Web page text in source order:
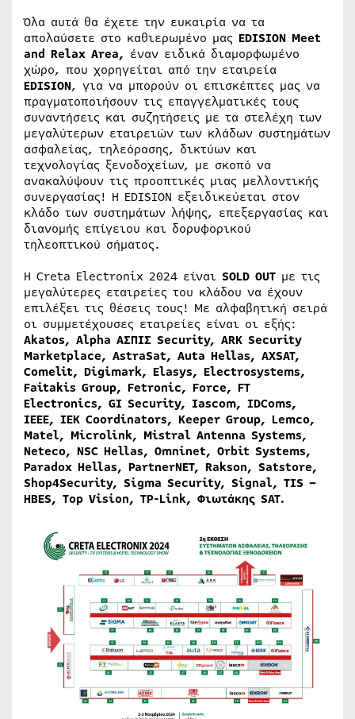
Όλα αυτά θα έχετε την ευκαιρία να τα
απολαύσετε στο καθιερωμένο μας EDISION Meet
and Relax Area, έναν ειδικά διαμορφωμένο
χώρο, που χορηγείται από την εταιρεία
EDISION, για να μπορούν οι επισκέπτες μας να
πραγματοποιήσουν τις επαγγελματικές τους
συναντήσεις και συζητήσεις με τα στελέχη των
μεγαλύτερων εταιρειών των κλάδων συστημάτων
ασφαλείας, τηλεόρασης, δικτύων και
τεχνολογίας ξενοδοχείων, με σκοπό να
ανακαλύψουν τις προοπτικές μιας μελλοντικής
συνεργασίας! Η EDISION εξειδικεύεται στον
κλάδο των συστημάτων λήψης, επεξεργασίας και
διανομής επίγειου και δορυφορικού
τηλεοπτικού σήματος.
Η Creta Electronix 2024 είναι SOLD OUT με τις
μεγαλύτερες εταιρείες του κλάδου να έχουν
επιλέξει τις θέσεις τους! Με αλφαβητική σειρά
οι συμμετέχουσες εταιρείες είναι οι εξής:
Akatos, Alpha ΑΣΠΙΣ Security, ARK Security
Marketplace, AstraSat, Auta Hellas, AXSAT,
Comelit, Digimark, Elasys, Electrosystems,
Faitakis Group, Fetronic, Force, FT
Electronics, GI Security, Iascom, IDComs,
IEEE, IEK Coordinators, Keeper Group, Lemco,
Matel, Microlink, Mistral Antenna Systems,
Neteco, NSC Hellas, Omninet, Orbit Systems,
Paradox Hellas, PartnerNET, Rakson, Satstore,
Shop4Security, Sigma Security, Signal, TIS –
HBES, Top Vision, TP-Link, Φιωτάκης SAT.